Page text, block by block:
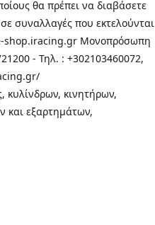
θα πρέπει να διαβάσετε
συναλλαγές που εκτελούνται
shop.iracing.gr Μονοπρόσωπη
- Τηλ. : +302103460072,
κυλίνδρων, κινητήρων,
και εξαρτημάτων,